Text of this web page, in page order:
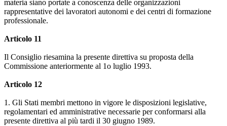
materia siano portate a conoscenza delle organizzazioni
rappresentative dei lavoratori autonomi e dei centri di formazione
professionale.
Articolo 11
Il Consiglio riesamina la presente direttiva su proposta della
Commissione anteriormente al 1o luglio 1993.
Articolo 12
1. Gli Stati membri mettono in vigore le disposizioni legislative,
regolamentari ed amministrative necessarie per conformarsi alla
presente direttiva al più tardi il 30 giugno 1989.